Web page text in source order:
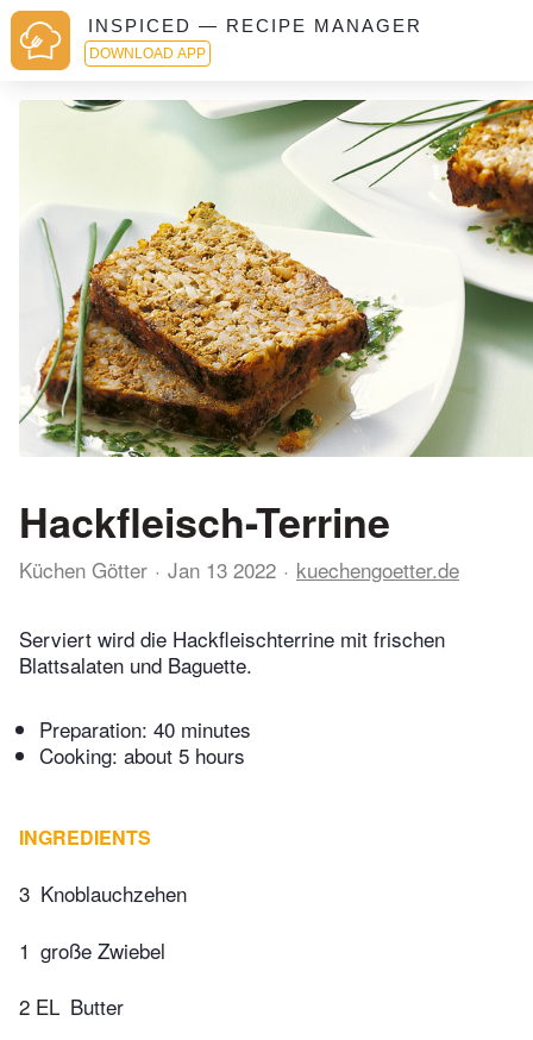
INSPICED — RECIPE MANAGER
DOWNLOAD APP
Hackfleisch-Terrine
Küchen Götter Jan 13 2022 kuechengoetter.de
Serviert wird die Hackfleischterrine mit frischen
Blattsalaten und Baguette.
Preparation: 40 minutes
Cooking: about 5 hours
INGREDIENTS
3 Knoblauchzehen
1 große Zwiebel
2 EL Butter